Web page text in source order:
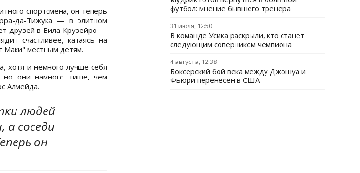
спортсмена, он теперь
да-Тижука — в элитном
друзей в Вила-Крузейро —
счастливее, катаясь на
Маки" местным детям.
хотя и немного лучше себя
но они намного тише, чем
Алмейда.
людей
а соседи
он
футбол: мнение бывшего тренера
31 июля, 12:50
В команде Усика раскрыли, кто станет
следующим соперником чемпиона
4 августа, 12:38
Боксерский бой века между Джошуа и
Фьюри перенесен в США